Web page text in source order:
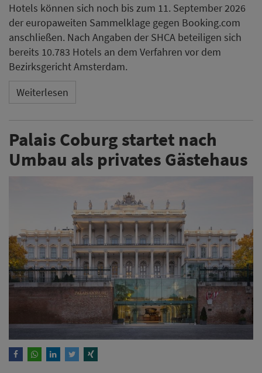
Hotels können sich noch bis zum 11. September 2026
der europaweiten Sammelklage gegen Booking.com
anschließen. Nach Angaben der SHCA beteiligen sich
bereits 10.783 Hotels an dem Verfahren vor dem
Bezirksgericht Amsterdam.
Weiterlesen
Palais Coburg startet nach
Umbau als privates Gästehaus